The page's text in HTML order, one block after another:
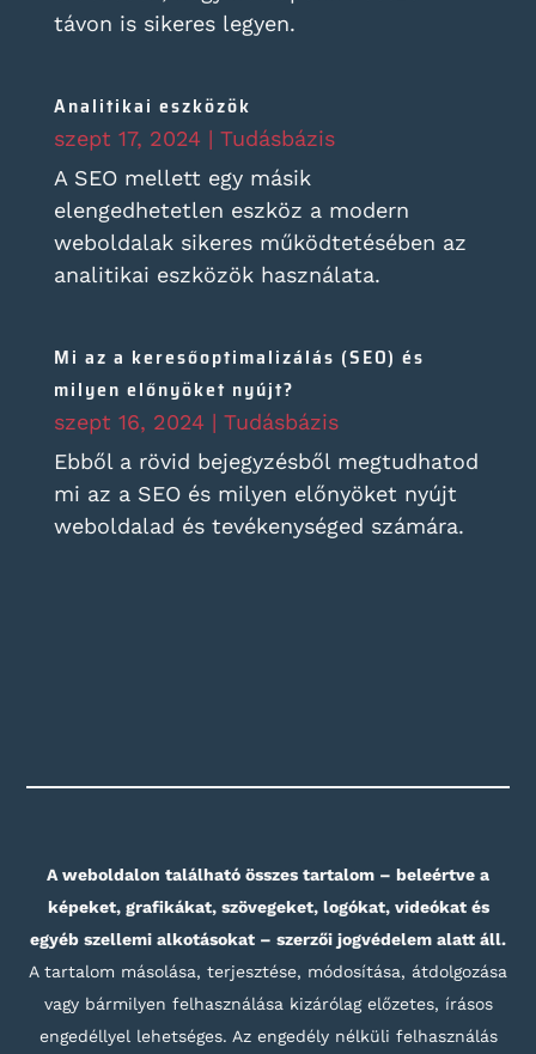
távon is sikeres legyen.
Analitikai eszközök
szept 17, 2024 | Tudásbázis
A SEO mellett egy másik
elengedhetetlen eszköz a modern
weboldalak sikeres működtetésében az
analitikai eszközök használata.
Mi az a keresőoptimalizálás (SEO) és
milyen előnyöket nyújt?
szept 16, 2024 | Tudásbázis
Ebből a rövid bejegyzésből megtudhatod
mi az a SEO és milyen előnyöket nyújt
weboldalad és tevékenységed számára.
A weboldalon található összes tartalom – beleértve a
képeket, grafikákat, szövegeket, logókat, videókat és
egyéb szellemi alkotásokat – szerzői jogvédelem alatt áll.
A tartalom másolása, terjesztése, módosítása, átdolgozása
vagy bármilyen felhasználása kizárólag előzetes, írásos
engedéllyel lehetséges. Az engedély nélküli felhasználás